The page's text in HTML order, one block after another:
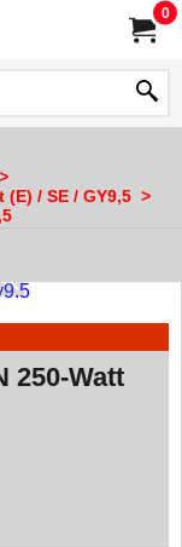
0
/ SE / GY9,5 >
250-Watt